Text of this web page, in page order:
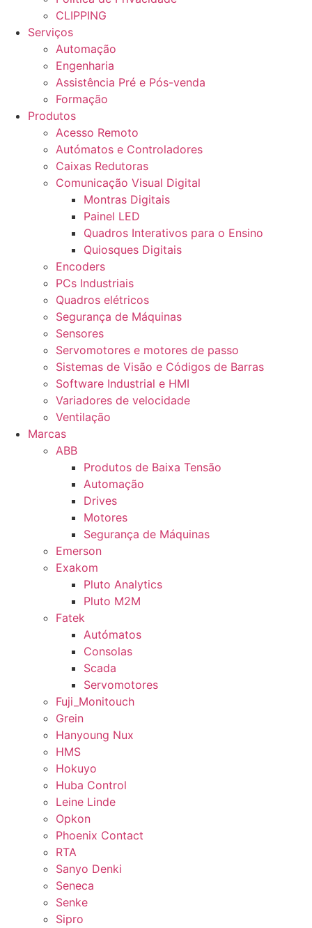
CLIPPING
Serviços
Automação
Engenharia
Assistência Pré e Pós-venda
Formação
Produtos
Acesso Remoto
Autómatos e Controladores
Caixas Redutoras
Comunicação Visual Digital
Montras Digitais
Painel LED
Quadros Interativos para o Ensino
Quiosques Digitais
Encoders
PCs Industriais
Quadros elétricos
Segurança de Máquinas
Sensores
Servomotores e motores de passo
Sistemas de Visão e Códigos de Barras
Software Industrial e HMI
Variadores de velocidade
Ventilação
Marcas
ABB
Produtos de Baixa Tensão
Automação
Drives
Motores
Segurança de Máquinas
Emerson
Exakom
Pluto Analytics
Pluto M2M
Fatek
Autómatos
Consolas
Scada
Servomotores
Fuji_Monitouch
Grein
Hanyoung Nux
HMS
Hokuyo
Huba Control
Leine Linde
Opkon
Phoenix Contact
RTA
Sanyo Denki
Seneca
Senke
Sipro